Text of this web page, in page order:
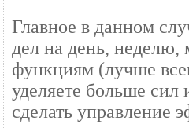
Главное в данном
дел на день, неделю,
функциям (лучше
уделяете больше сил
сделать